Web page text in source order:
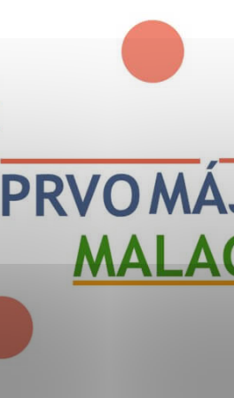
obyvateľov, domov a bytov
zber v meste
Technické cookies
Technické súbory
tým, že umožňujú
stránky. Bez týchto
Analytické cookies
Analytické cookies
aby mohol stránky
možné ich spojiť s